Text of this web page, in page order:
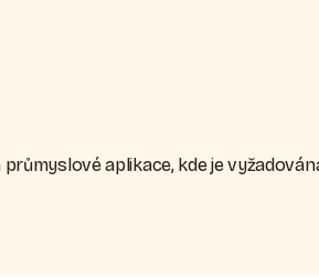
aplikace, kde je